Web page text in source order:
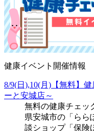
健康イベント開催情報
8/9(日),10(月)【無料】
ーと安城店～
無料の健康チェッ
県安城市の「らら
談ショップ「保険